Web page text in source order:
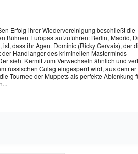
Erfolg ihrer Wiedervereinigung beschließt die
Bühnen Europas aufzuführen: Berlin, Madrid,
dass ihr Agent Dominic (Ricky Gervais), der
Handlanger des kriminellen Masterminds
sieht Kermit zum Verwechseln ähnlich und
russischen Gulag eingesperrt wird, aus dem er
Tournee der Muppets als perfekte Ablenkung